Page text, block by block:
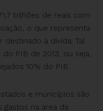
bilhões de reais com
o que representa
destinado à dívida. Tal
PIB de 2013, ou seja,
10% do PIB.
e municípios são
gastos na área da